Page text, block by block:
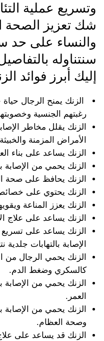
وتسريع عملية
شك تعزيز الصحة
والنساء على حد
سنتناوله
إليك أبرز فوائد
الزنك يمنح الرجال
رغبتهم الجنسية
الزنك يقلل مخاطر
الأمراض المزمنة
الزنك يساعد على
الزنك يحمي من
الزنك يحافظ على صحة
الزنك يحتوي على
الزنك يعزز المناعة
الزنك يساعد على علاج
الزنك يساعد على تسريع
الإصابة بالتهابات
الزنك يحمي الرجال من
كالسكري وضغط الدم.
الزنك يحمي من الإصابة
العمر.
الزنك يحمي من
وصحة العظام.
الزنك قد يساعد على